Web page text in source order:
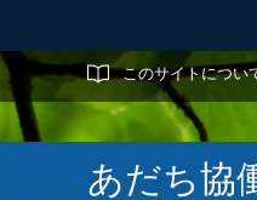
このサイトについ
サイト内検索
あだち協